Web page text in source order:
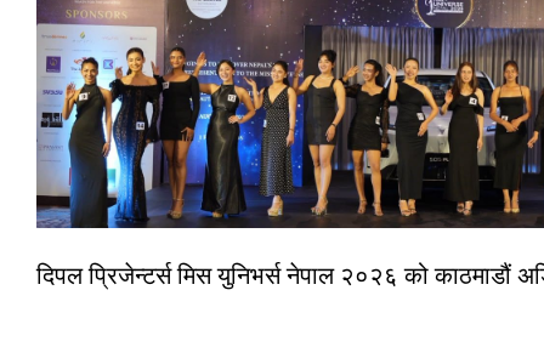
दिपल प्रिजेन्टर्स मिस युनिभर्स नेपाल २०२६ को काठमाडौं